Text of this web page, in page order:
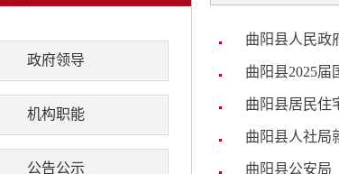
政府领导
机构职能
公告公示
曲阳县人民政
曲阳县2025
曲阳县居民住
曲阳县人社局
曲阳县公安局